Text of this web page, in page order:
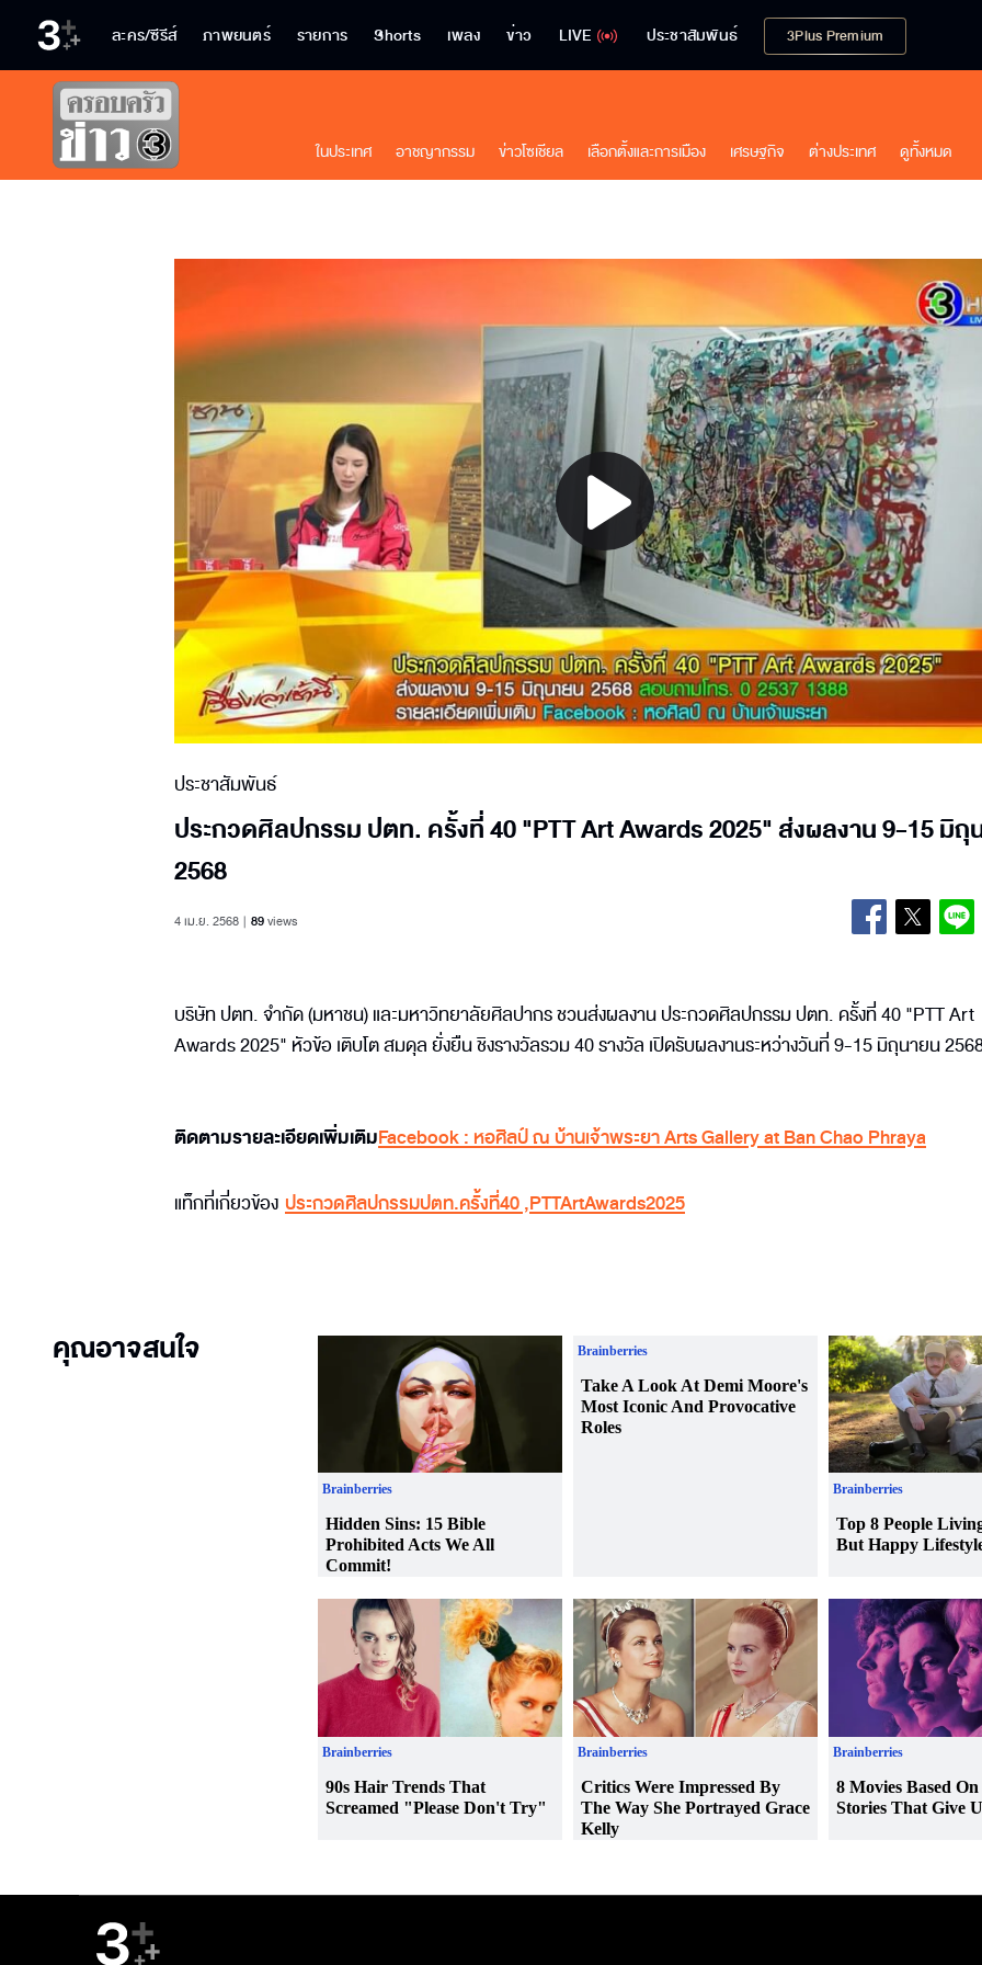
ละคร/ซีรีส์ ภาพยนตร์ รายการ Shorts เพลง ข่าว LIVE ประชาสัมพันธ์ 3Plus Premium
ในประเทศ อาชญากรรม ข่าวโซเชียล เลือกตั้งและการเมือง เศรษฐกิจ ต่างประเทศ ดูทั้งหมด
Play
Video
ประชาสัมพันธ์
ประกวดศิลปกรรม ปตท. ครั้งที่ 40 "PTT Art Awards 2025" ส่งผลงาน 9-15 มิถุ
2568
4 เม.ย. 2568 89views
บริษัท ปตท. จํากัด (มหาชน) และมหาวิทยาลัยศิลปากร ชวนส่งผลงาน ประกวดศิลปกรรม ปตท. ครั้งที่ 40 "PTT Art
Awards 2025" หัวข้อ เติบโต สมดุล ยั่งยืน ชิงรางวัลรวม 40 รางวัล เปิดรับผลงานระหว่างวันที่ 9-15 มิถุนายน
ติดตามรายละเอียดเพิ่มเติมFacebook : หอศิลป์ ณ บ้านเจ้าพระยา Arts Gallery at Ban Chao Phraya
แท็กที่เกี่ยวข้อง ประกวดศิลปกรรมปตท.ครั้งที่40,PTTArtAwards2025
คุณอาจสนใจ